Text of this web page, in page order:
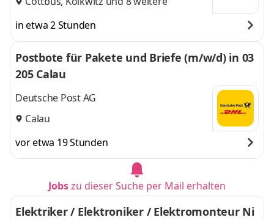
in etwa 2 Stunden
Postbote für Pakete und Briefe (m/w/d) in 03
205 Calau
Deutsche Post AG
Calau
vor etwa 19 Stunden
Jobszu dieser Suche per Mail erhalten
Elektriker / Elektroniker / Elektromonteur Ni